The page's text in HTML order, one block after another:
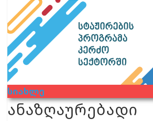
Სიახლე
ანაზღაურებადი